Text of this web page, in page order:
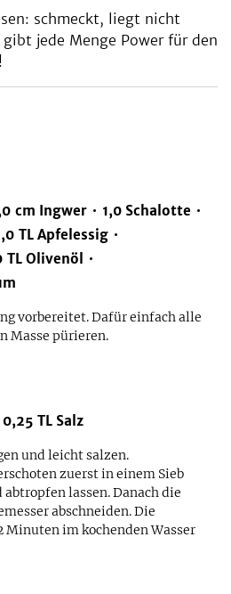
schmeckt, liegt nicht
jede Menge Power für den
cm Ingwer 1,0 Schalotte
TL Apfelessig
TL Olivenöl
vorbereitet. Dafür einfach alle
Masse pürieren.
0,25 TL Salz
und leicht salzen.
zuerst in einem Sieb
lassen. Danach die
abschneiden. Die
Minuten im kochenden Wasser